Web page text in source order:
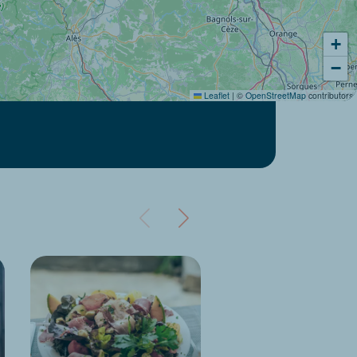
+
−
Leaflet | © OpenStreetMap contributors